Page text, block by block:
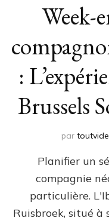
Week-
:
Brussels
par
Planifier un
compagnie
particulière.
Ruisbroek, situé à